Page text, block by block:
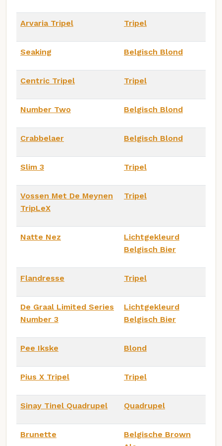
Arvaria Tripel Tripel
Seaking Belgisch Blond
Centric Tripel Tripel
Number Two Belgisch Blond
Crabbelaer Belgisch Blond
Slim 3 Tripel
Vossen Met De Meynen
TripLeX
Tripel
Natte Nez
Lichtgekleurd
Belgisch Bier
Flandresse Tripel
De Graal Limited Series
Number 3
Lichtgekleurd
Belgisch Bier
Pee Ikske Blond
Pius X Tripel Tripel
Sinay Tinel Quadrupel Quadrupel
Brunette
Belgische Brown